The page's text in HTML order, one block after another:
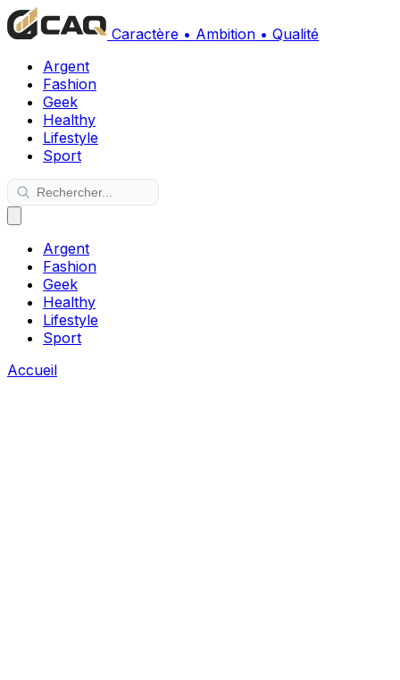
Caractère • Ambition • Qualité
Argent
Fashion
Geek
Healthy
Lifestyle
Sport
Argent
Fashion
Geek
Healthy
Lifestyle
Sport
Accueil